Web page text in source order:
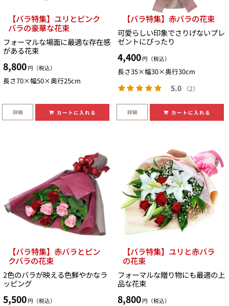
【バラ特集】ユリとピンク
バラの豪華な花束
フォーマルな場面に最適な存在感
がある花束
8,800 円（税込）
長さ70×幅50×奥行25cm
詳細 カートに入れる
【バラ特集】赤バラの花束
可愛らしい印象でさりげないプレ
ゼントにぴったり
4,400 円（税込）
長さ35×幅30×奥行30cm
5.0 （2）
詳細 カートに入れる
【バラ特集】赤バラとピン
クバラの花束
2色のバラが映える色鮮やかなラ
ッピング
5,500 円（税込）
【バラ特集】ユリと赤バラ
の花束
フォーマルな贈り物にも最適の上
品な花束
8,800 円（税込）